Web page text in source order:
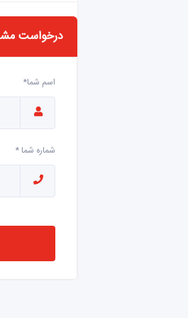
درخواست
اسم شما*
شماره شما *